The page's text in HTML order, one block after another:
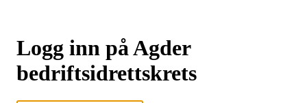
Logg inn på Agder
bedriftsidrettskrets